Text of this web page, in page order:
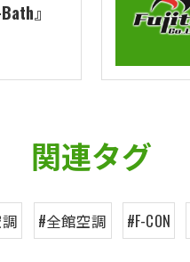
』
関連タグ
#全館空調 #F-CON